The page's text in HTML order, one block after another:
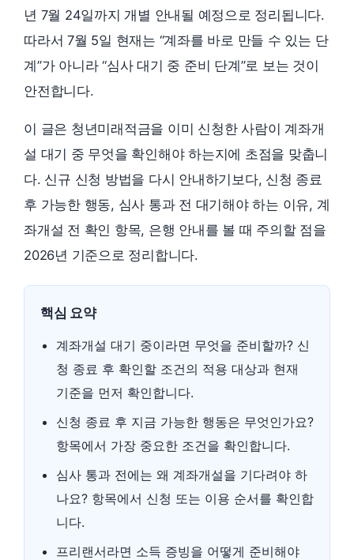
년 7월 24일까지 개별 안내될 예정으로 정리됩니다.
따라서 7월 5일 현재는 “계좌를 바로 만들 수 있는 단
계”가 아니라 “심사 대기 중 준비 단계”로 보는 것이
안전합니다.
이 글은 청년미래적금을 이미 신청한 사람이 계좌개
설 대기 중 무엇을 확인해야 하는지에 초점을 맞춥니
다. 신규 신청 방법을 다시 안내하기보다, 신청 종료
후 가능한 행동, 심사 통과 전 대기해야 하는 이유, 계
좌개설 전 확인 항목, 은행 안내를 볼 때 주의할 점을
2026년 기준으로 정리합니다.
핵심 요약
계좌개설 대기 중이라면 무엇을 준비할까? 신
청 종료 후 확인할 조건의 적용 대상과 현재
기준을 먼저 확인합니다.
신청 종료 후 지금 가능한 행동은 무엇인가요?
항목에서 가장 중요한 조건을 확인합니다.
심사 통과 전에는 왜 계좌개설을 기다려야 하
나요? 항목에서 신청 또는 이용 순서를 확인합
니다.
프리랜서라면 소득 증빙을 어떻게 준비해야